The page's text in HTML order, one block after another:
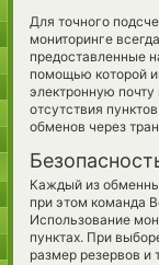
Для точного
мониторинге
предоставленные
помощью которой
электронную
отсутствия
обменов через
Каждый из
при этом команда
Использование
пунктах. При
размер резервов и